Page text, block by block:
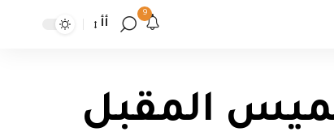
9
أأ
المقبل